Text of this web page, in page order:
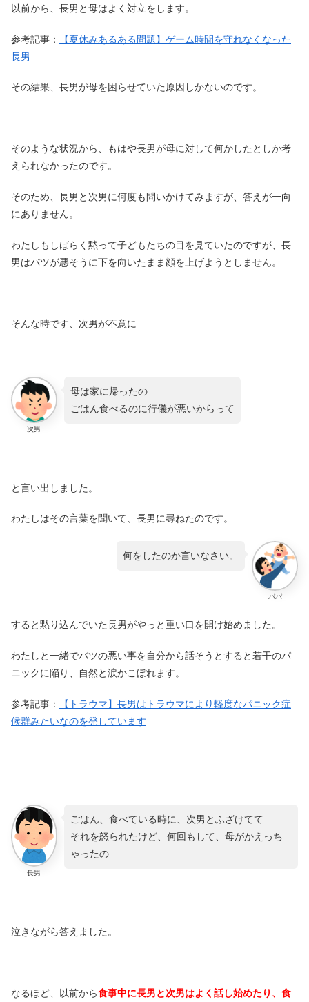
以前から、長男と母はよく対立をします。
参考記事：
【夏休みあるある問題】ゲーム時間を守れなくなった
長男
その結果、長男が母を困らせていた原因しかないのです。
そのような状況から、もはや長男が母に対して何かしたとしか考
えられなかったのです。
そのため、長男と次男に何度も問いかけてみますが、答えが一向
にありません。
わたしもしばらく黙って子どもたちの目を見ていたのですが、長
男はバツが悪そうに下を向いたまま顔を上げようとしません。
そんな時です、次男が不意に
次男
母は家に帰ったの
ごはん食べるのに行儀が悪いからって
と言い出しました。
わたしはその言葉を聞いて、長男に尋ねたのです。
パパ
何をしたのか言いなさい。
すると黙り込んでいた長男がやっと重い口を開け始めました。
わたしと一緒でバツの悪い事を自分から話そうとすると若干のパ
ニックに陥り、自然と涙かこぼれます。
参考記事：
【トラウマ】長男はトラウマにより軽度なパニック症
候群みたいなのを発しています
長男
ごはん、食べている時に、次男とふざけてて
それを怒られたけど、何回もして、母がかえっち
ゃったの
泣きながら答えました。
なるほど、以前から食事中に長男と次男はよく話し始めたり、食